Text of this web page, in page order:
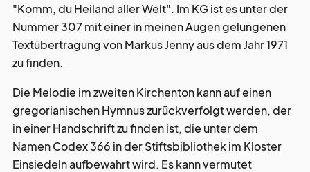
über blick
"Komm, du Heiland aller Welt". Im KG ist es unter der
Nummer 307 mit einer in meinen Augen gelungenen
Textübertragung von Markus Jenny aus dem Jahr 1971
zu finden.
Die Melodie im zweiten Kirchenton kann auf einen
gregorianischen Hymnus zurückverfolgt werden, der
in einer Handschrift zu finden ist, die unter dem
NamenCodex 366 in der Stiftsbibliothek im Kloster
Einsiedeln aufbewahrt wird. Es kann vermutet